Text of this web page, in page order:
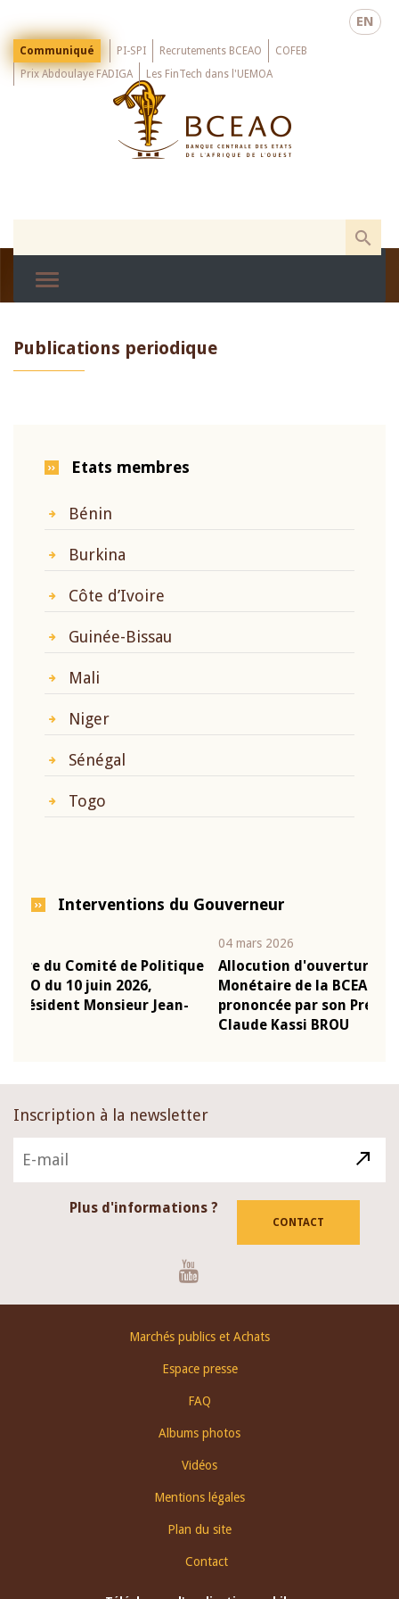
main
EN
Menu
Top
Communiqué PI-SPI Recrutements BCEAO
COFEB
Prix Abdoulaye FADIGA
Les FinTech dans l'UEMOA
Publications periodique
Etats membres
Bénin
Burkina
Côte d’Ivoire
Guinée-Bissau
Mali
Niger
Sénégal
Togo
Interventions du Gouverneur
Allocution d'ouverture du Comité de Politique
Monétaire de la BCEAO du 4 mars 2026,
prononcée par son Président Monsieur Jean-
Inscription à la newsletter
Plus d'informations ?
CONTACT
Marchés publics et Achats
Espace presse
FAQ
Albums photos
Vidéos
Mentions légales
Plan du site
Contact